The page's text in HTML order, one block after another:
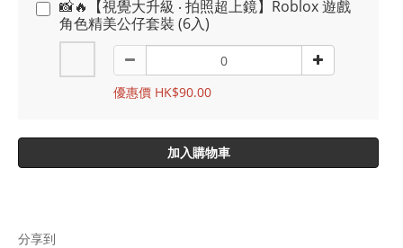
📸🔥【視覺大升級 ‧ 拍照超上鏡】Roblox 遊戲
角色精美公仔套裝 (6入)
優惠價 HK$90.00
加入購物車
分享到